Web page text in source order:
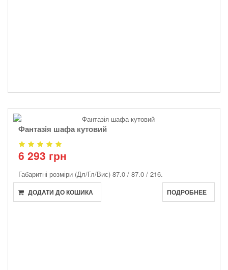
Фантазія шафа кутовий
6 293 грн
Габаритні розміри (Дл/Гл/Вис) 87.0 / 87.0 / 216.
ДОДАТИ ДО КОШИКА ПОДРОБНЕЕ